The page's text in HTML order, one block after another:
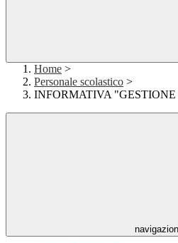
Home >
Personale scolastico >
INFORMATIVA